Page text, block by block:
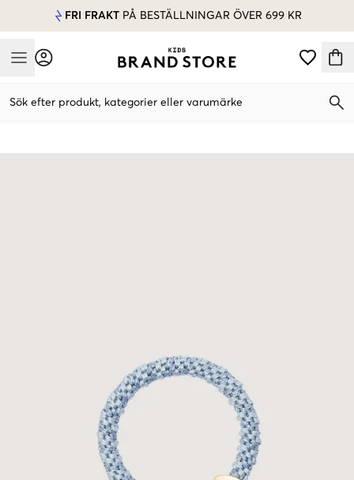
FRI FRAKT PÅ BESTÄLLNINGAR ÖVER 699 KR
Mobile Menu
Sök efter produkt, kategorier eller varumärke